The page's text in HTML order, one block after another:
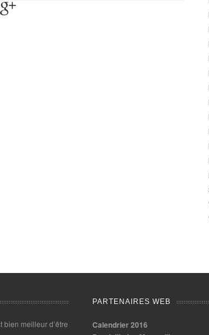
bien meilleur d’être
PARTENAIRES WEB
Calendrier 2016